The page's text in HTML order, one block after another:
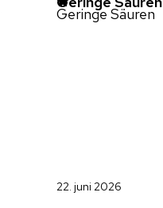
Geringe Säuren
22. juni 2026